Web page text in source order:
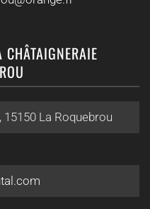
La Roquebrou